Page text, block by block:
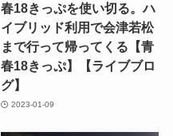
春18きっぷを使い切る。ハ
イブリッド利用で会津若松
まで行って帰ってくる【青
春18きっぷ】【ライブブロ
グ】
2023-01-09